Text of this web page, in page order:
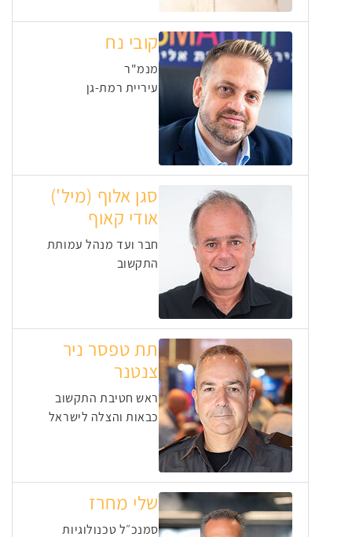
קובי נח
מנמ"ר
עיריית רמת-גן
סגן אלוף (מיל')
אודי קאוף
חבר ועד מנהל עמותת
התקשוב
תת טפסר ניר
צנטנר
ראש חטיבת התקשוב
כבאות והצלה לישראל
שלי מחרז
סמנכ״ל טכנולוגיות